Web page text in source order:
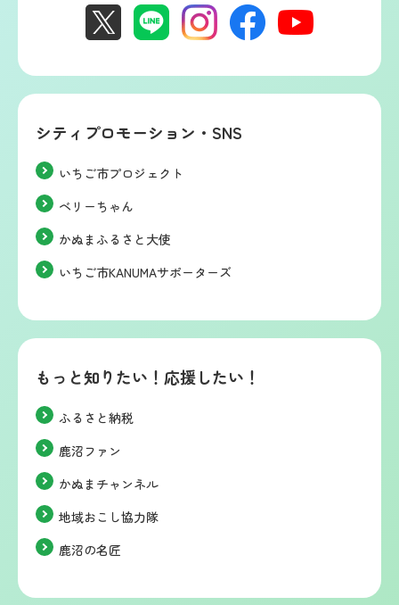
シティプロモーション・SNS
いちご市プロジェクト
ベリーちゃん
かぬまふるさと大使
いちご市KANUMAサポーターズ
もっと知りたい！応援したい！
ふるさと納税
鹿沼ファン
かぬまチャンネル
地域おこし協力隊
鹿沼の名匠